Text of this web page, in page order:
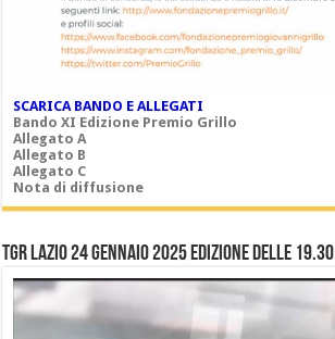
SCARICA BANDO E ALLEGATI
Bando XI Edizione Premio Grillo
Allegato A
Allegato B
Allegato C
Nota di diffusione
TGR LAZIO 24 gennaio 2025 edizione delle 19.30
Video
Player